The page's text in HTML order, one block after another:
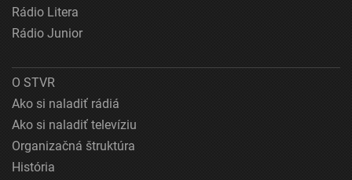
Rádio Litera
Rádio Junior
O STVR
Ako si naladiť rádiá
Ako si naladiť televíziu
Organizačná štruktúra
História